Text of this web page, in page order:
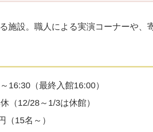
施設。職人による実演コーナーや、
～16:30（最終入館16:00）
（12/28～1/3は休館）
（15名～）